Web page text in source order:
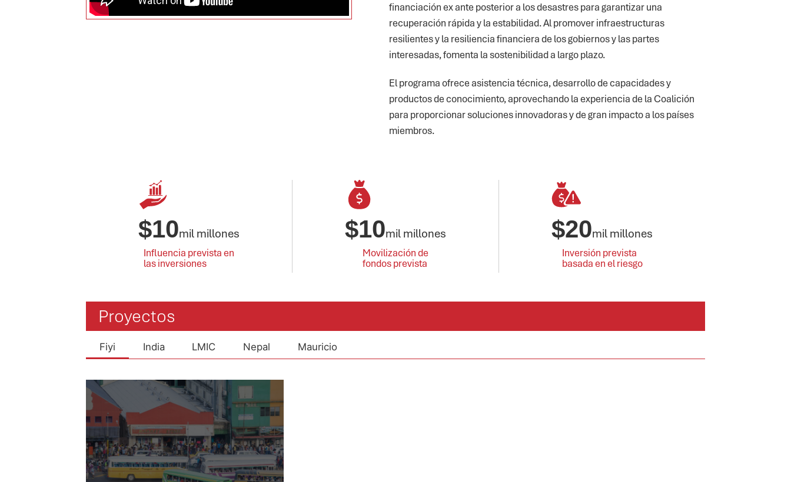
financiación ex ante posterior a los desastres para garantizar una
recuperación rápida y la estabilidad. Al promover infraestructuras
resilientes y la resiliencia financiera de los gobiernos y las partes
interesadas, fomenta la sostenibilidad a largo plazo.
El programa ofrece asistencia técnica, desarrollo de capacidades y
productos de conocimiento, aprovechando la experiencia de la Coalición
para proporcionar soluciones innovadoras y de gran impacto a los países
miembros.
Influencia prevista en
las inversiones
$10mil millones
Movilización de
fondos prevista
$10mil millones
Inversión prevista
basada en el riesgo
$20mil millones
Proyectos
Fiyi India LMIC Nepal Mauricio